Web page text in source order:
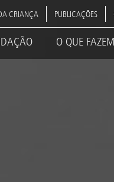
CRIANÇA PUBLICAÇÕES
O QUE